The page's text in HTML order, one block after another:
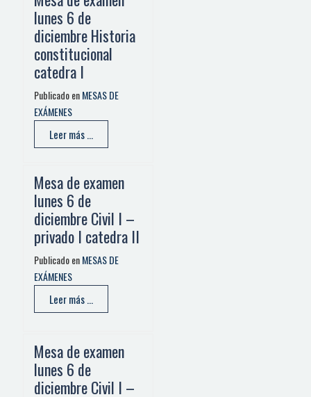
lunes 6 de
diciembre Historia
constitucional
catedra I
Publicado enMESAS DE
EXÁMENES
Leer más ...
Mesa de examen
lunes 6 de
diciembre Civil I –
privado I catedra II
Publicado enMESAS DE
EXÁMENES
Leer más ...
Mesa de examen
lunes 6 de
diciembre Civil I –